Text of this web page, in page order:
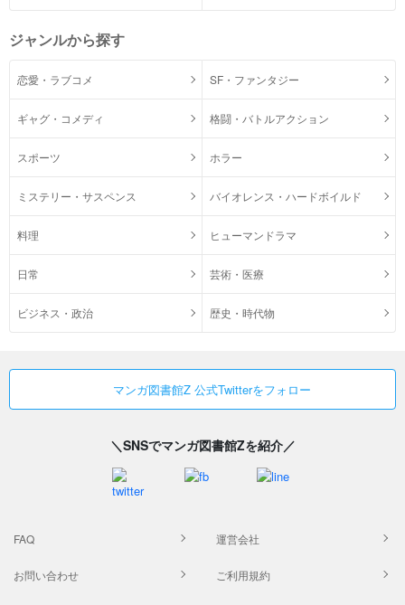
ジャンルから探す
恋愛・ラブコメ SF・ファンタジー
ギャグ・コメディ 格闘・バトルアクション
スポーツ ホラー
ミステリー・サスペンス バイオレンス・ハードボイルド
料理 ヒューマンドラマ
日常 芸術・医療
ビジネス・政治 歴史・時代物
マンガ図書館Z 公式Twitterをフォロー
＼SNSでマンガ図書館Zを紹介／
FAQ 運営会社
お問い合わせ ご利用規約